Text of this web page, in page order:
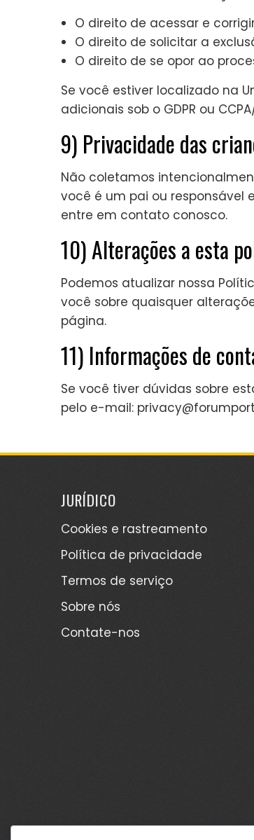
O direito de acessar e
O direito de solicitar a
O direito de se opor ao
Se você estiver localizado na
adicionais sob o GDPR ou
9) Privacidade das
Não coletamos
você é um pai ou responsável
entre em contato conosco.
10) Alterações a esta
Podemos atualizar nossa
você sobre quaisquer
página.
11) Informações de
Se você tiver dúvidas sobre
pelo e-mail:
JURÍDICO
Cookies e rastreamento
Política de privacidade
Termos de serviço
Sobre nós
Contate-nos